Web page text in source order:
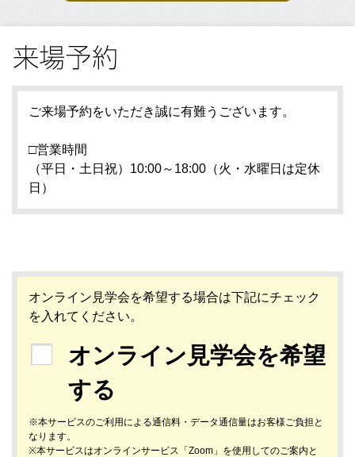
ご来場予約をいただき誠に有難うございます。
□営業時間
（平日・土日祝）10:00～18:00（火・水曜日は定休
日）
オンライン見学会を希望する場合は下記にチェック
を入れてください。
オンライン見学会を希望
する
※本サービスのご利用による通信料・データ通信量はお客様ご負担と
なります。
※本サービスはオンラインサービス「Zoom」を使用してのご案内と